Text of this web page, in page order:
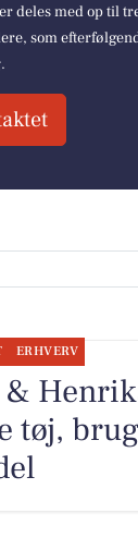
deles med op til
som
ERHVERV
&
tøj,